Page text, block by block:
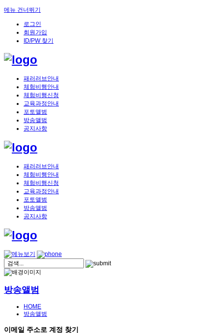
메뉴 건너뛰기
로그인
회원가입
ID/PW 찾기
패러러브안내
체험비행안내
체험비행신청
교육과정안내
포토앨범
방송앨범
공지사항
패러러브안내
체험비행안내
체험비행신청
교육과정안내
포토앨범
방송앨범
공지사항
방송앨범
HOME
방송앨범
이메일 주소로 계정 찾기